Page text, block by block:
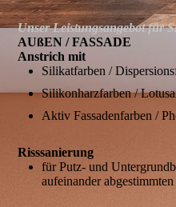
Unser Leistungs­angebot für
AUßEN / FASSADE
Anstrich mit
Silikatfarben /
Silikonharzfarben /
Aktiv Fassadenfarben /
Risssanierung
für Putz- und
aufeinander